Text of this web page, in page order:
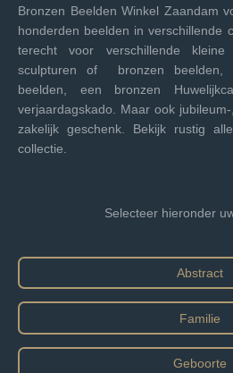
Bronzen Beelden Winkel Zaandam
honderden beelden in verschillende
terecht voor verschillende
sculpturen of bronzen beelden,
beelden, een bronzen
verjaardagskado. Maar ook
zakelijk geschenk. Bekijk rustig
collectie.
Selecteer hieronder
Abstract
Familie
Geboorte